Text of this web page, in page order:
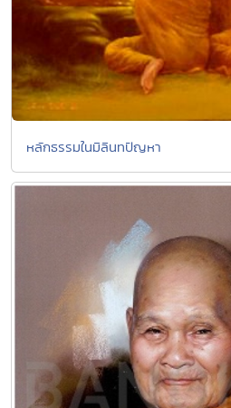
หลักธรรมในมิลินทปัญหา